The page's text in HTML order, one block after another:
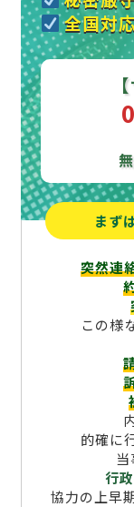
全国対
まず
突然連
この様
的確に
行
協力の上早